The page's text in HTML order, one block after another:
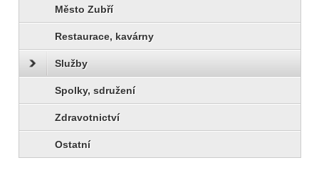
Město Zubří
Restaurace, kavárny
Služby
Spolky, sdružení
Zdravotnictví
Ostatní